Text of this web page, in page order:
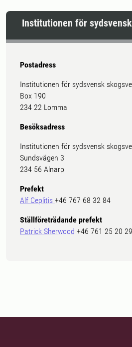
Institutionen för
Postadress
Institutionen för sydsvensk
Box 190
234 22 Lomma
Besöksadress
Institutionen för sydsvensk
Sundsvägen 3
234 56 Alnarp
Prefekt
Alf Ceplitis +46 767 68 32 84
Ställföreträdande prefekt
Patrick Sherwood +46 761 25 20 29